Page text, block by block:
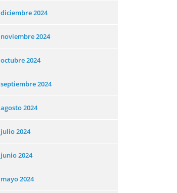
diciembre 2024
noviembre 2024
octubre 2024
septiembre 2024
agosto 2024
julio 2024
junio 2024
mayo 2024